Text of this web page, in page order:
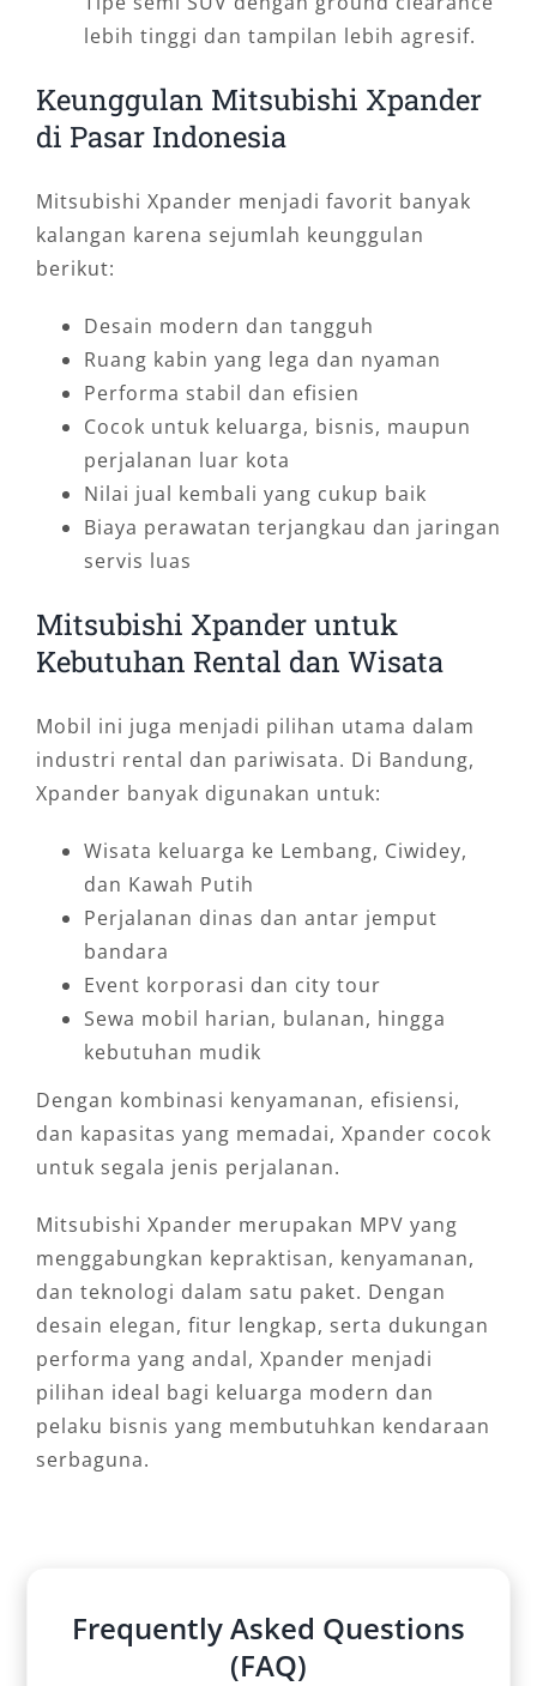
lebih tinggi dan tampilan lebih agresif.
Keunggulan Mitsubishi Xpander
di Pasar Indonesia
Mitsubishi Xpander menjadi favorit banyak
kalangan karena sejumlah keunggulan
berikut:
Desain modern dan tangguh
Ruang kabin yang lega dan nyaman
Performa stabil dan efisien
Cocok untuk keluarga, bisnis, maupun
perjalanan luar kota
Nilai jual kembali yang cukup baik
Biaya perawatan terjangkau dan jaringan
servis luas
Mitsubishi Xpander untuk
Kebutuhan Rental dan Wisata
Mobil ini juga menjadi pilihan utama dalam
industri rental dan pariwisata. Di Bandung,
Xpander banyak digunakan untuk:
Wisata keluarga ke Lembang, Ciwidey,
dan Kawah Putih
Perjalanan dinas dan antar jemput
bandara
Event korporasi dan city tour
Sewa mobil harian, bulanan, hingga
kebutuhan mudik
Dengan kombinasi kenyamanan, efisiensi,
dan kapasitas yang memadai, Xpander cocok
untuk segala jenis perjalanan.
Mitsubishi Xpander merupakan MPV yang
menggabungkan kepraktisan, kenyamanan,
dan teknologi dalam satu paket. Dengan
desain elegan, fitur lengkap, serta dukungan
performa yang andal, Xpander menjadi
pilihan ideal bagi keluarga modern dan
pelaku bisnis yang membutuhkan kendaraan
serbaguna.
Frequently Asked Questions
(FAQ)